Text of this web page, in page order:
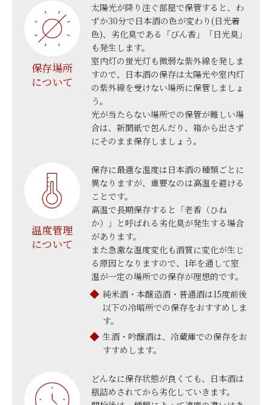
保存場所
について
太陽光が降り注ぐ部屋で保管すると、わ
ずか30分で日本酒の色が変わり(日光着
色)、劣化臭である「びん香」「日光臭」
も発生します。
室内灯の蛍光灯も微弱な紫外線を発しま
すので、日本酒の保存は太陽光や室内灯
の紫外線を受けない場所に保管しましょ
う。
光が当たらない場所での保管が難しい場
合は、新聞紙で包んだり、箱から出さず
にそのまま保存しましょう。
温度管理
について
保存に最適な温度は日本酒の種類ごとに
異なりますが、重要なのは高温を避ける
ことです。
高温で長期保存すると「老香（ひね
か）」と呼ばれる劣化臭が発生する場合
があります。
また急激な温度変化も酒質に変化が生じ
る原因となりますので、1年を通して室
温が一定の場所での保存が理想的です。
純米酒・本醸造酒・普通酒は15度前後
以下の冷暗所での保存をおすすめしま
す。
生酒・吟醸酒は、冷蔵庫での保存をお
すすめします。
どんなに保存状態が良くても、日本酒は
瓶詰めされてから劣化していきます。